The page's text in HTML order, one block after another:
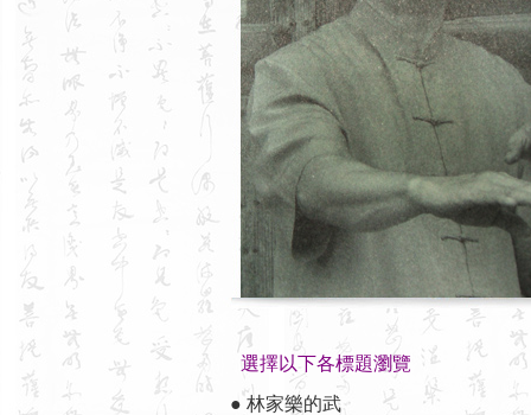
選擇以下各標題瀏覽
● 林家樂的武